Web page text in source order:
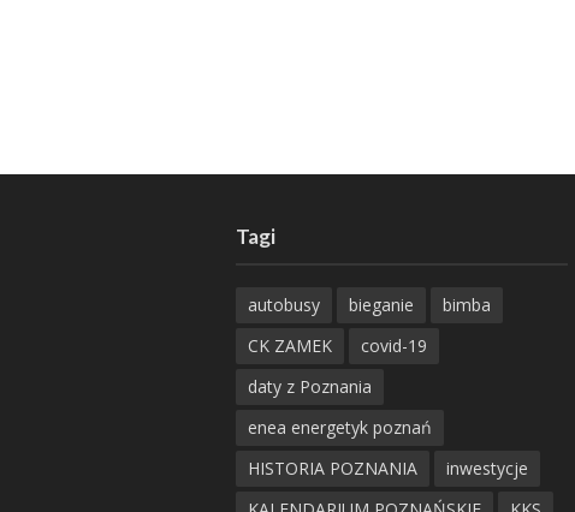
Tagi
autobusy bieganie
bimba
CK ZAMEK
covid-19
daty z Poznania
enea energetyk poznań
HISTORIA POZNANIA
inwestycje